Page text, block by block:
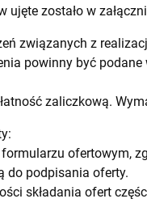
ujęte zostało w
związanych z
powinny być podane
zaliczkową.
ofertowym,
do podpisania oferty.
składania ofert